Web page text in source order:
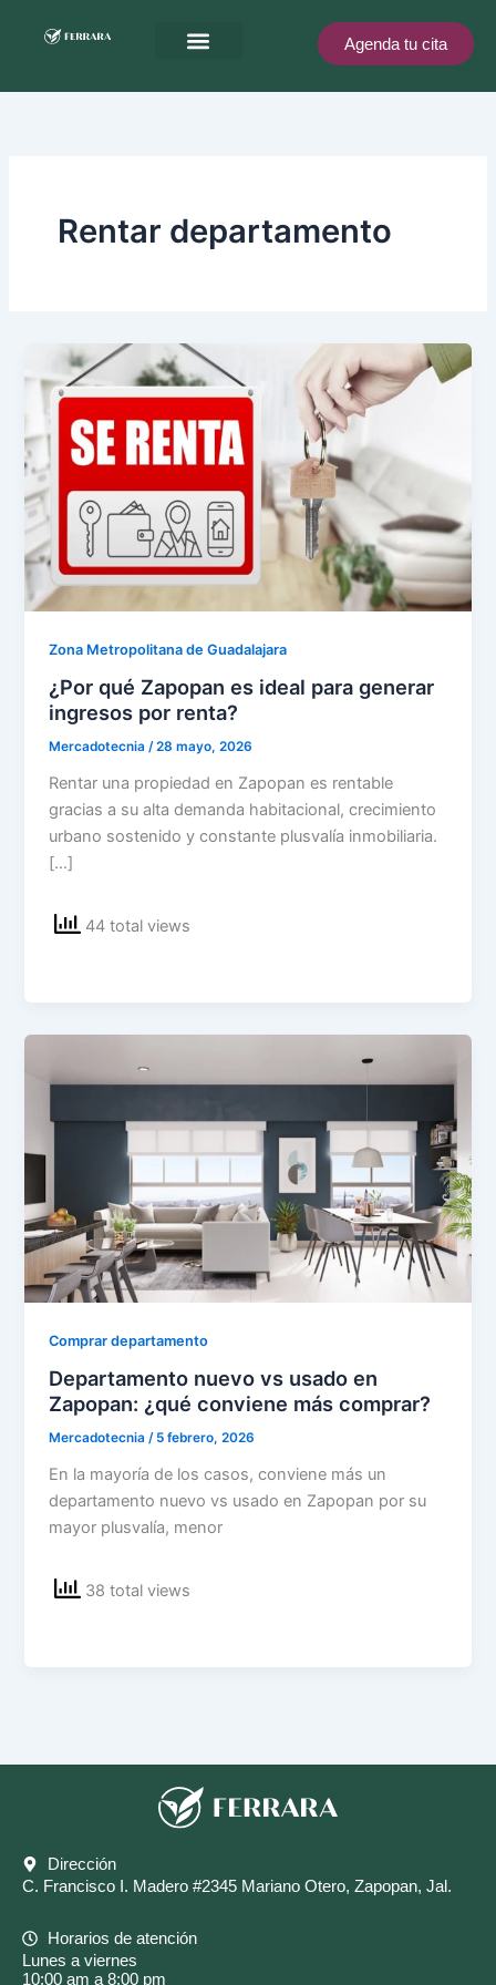
Agenda tu cita
Rentar departamento
Zona Metropolitana de Guadalajara
¿Por qué Zapopan es ideal para generar
ingresos por renta?
Mercadotecnia/28 mayo, 2026
Rentar una propiedad en Zapopan es rentable
gracias a su alta demanda habitacional, crecimiento
urbano sostenido y constante plusvalía inmobiliaria.
[…]
44 total views
Comprar departamento
Departamento nuevo vs usado en
Zapopan: ¿qué conviene más comprar?
Mercadotecnia/ 5 febrero, 2026
En la mayoría de los casos, conviene más un
departamento nuevo vs usado en Zapopan por su
mayor plusvalía, menor
38 total views
Dirección
C. Francisco I. Madero #2345 Mariano Otero, Zapopan, Jal.
Horarios de atención
Lunes a viernes
10:00 am a 8:00 pm